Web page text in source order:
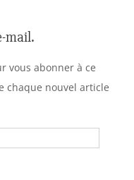
mail.
vous abonner à ce
chaque nouvel article